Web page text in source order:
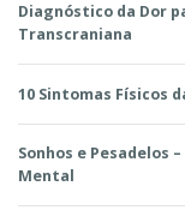
Diagnóstico da Dor
Transcraniana
10 Sintomas Físicos
Sonhos e Pesadelos
Mental